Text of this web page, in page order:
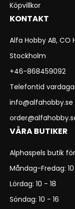
Köpvillkor
KONTAKT
Alfa Hobby AB,
Stockholm
+46-868459092
Telefontid
info@alfahobby.se
VÅRA BUTIKER
Alphaspels butik
Måndag-Fredag: 10
Lördag: 10 - 18
Söndag: 10 - 16